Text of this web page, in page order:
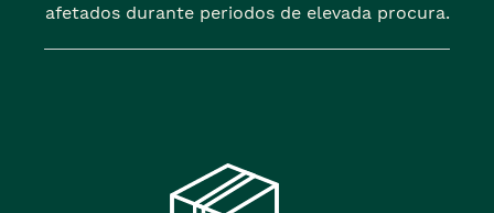
afetados durante periodos de elevada procura.